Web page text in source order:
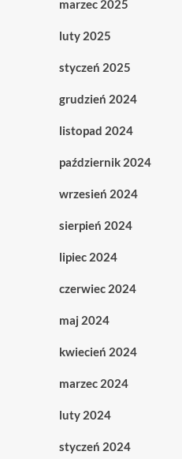
marzec 2025
luty 2025
styczeń 2025
grudzień 2024
listopad 2024
październik 2024
wrzesień 2024
sierpień 2024
lipiec 2024
czerwiec 2024
maj 2024
kwiecień 2024
marzec 2024
luty 2024
styczeń 2024